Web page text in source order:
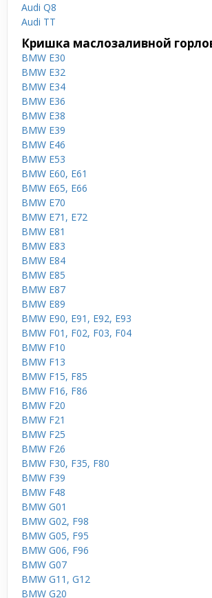
Audi Q8
Audi TT
Кришка маслозаливной
BMW E30
BMW E32
BMW E34
BMW E36
BMW E38
BMW E39
BMW E46
BMW E53
BMW E60, E61
BMW E65, E66
BMW E70
BMW E71, E72
BMW E81
BMW E83
BMW E84
BMW E85
BMW E87
BMW E89
BMW E90, E91, E92, E93
BMW F01, F02, F03, F04
BMW F10
BMW F13
BMW F15, F85
BMW F16, F86
BMW F20
BMW F21
BMW F25
BMW F26
BMW F30, F35, F80
BMW F39
BMW F48
BMW G01
BMW G02, F98
BMW G05, F95
BMW G06, F96
BMW G07
BMW G11, G12
BMW G20